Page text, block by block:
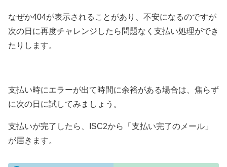
なぜか404が表示されることがあり、不安になるのですが
次の日に再度チャレンジしたら問題なく支払い処理ができ
たりします。
支払い時にエラーが出て時間に余裕がある場合は、焦らず
に次の日に試してみましょう。
支払いが完了したら、ISC2から「支払い完了のメール」
が届きます。